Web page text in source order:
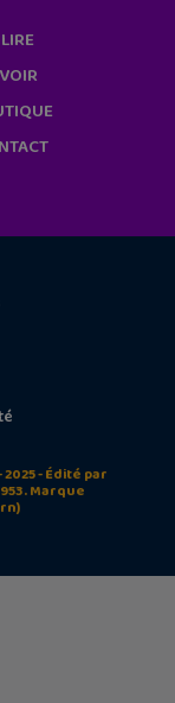
- Édité par
Marque